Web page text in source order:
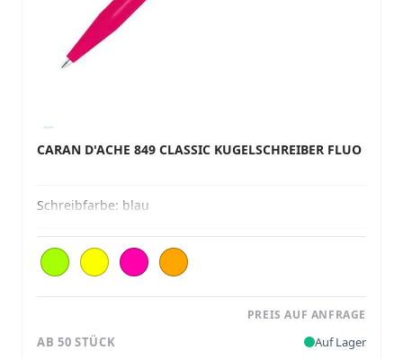
CARAN D'ACHE 849 CLASSIC KUGELSCHREIBER FLUO
Schreibfarbe: blau
PREIS AUF ANFRAGE
AB 50 STÜCK Auf Lager